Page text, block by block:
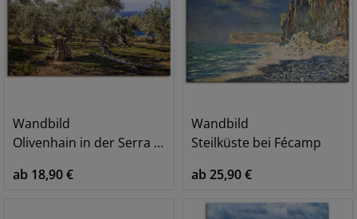
Wandbild
Olivenhain in der Serra de Tramuntana
ab 18,90 €
Wandbild
Steilküste bei Fécamp
ab 25,90 €